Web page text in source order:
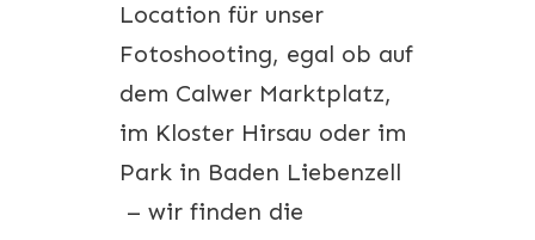
Location für unser
Fotoshooting, egal ob auf
dem Calwer Marktplatz,
im Kloster Hirsau oder im
Park in Baden Liebenzell
– wir finden die